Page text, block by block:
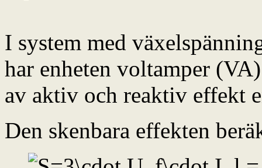
I system med
har enheten voltamper
av aktiv och reaktiv effekt
Den skenbara effekten